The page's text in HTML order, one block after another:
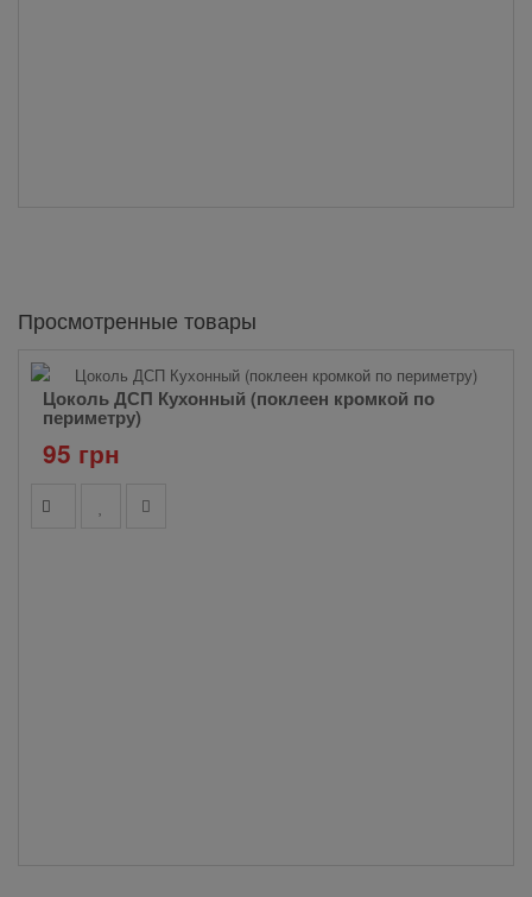
Просмотренные товары
Цоколь ДСП Кухонный (поклеен кромкой по
периметру)
95 грн